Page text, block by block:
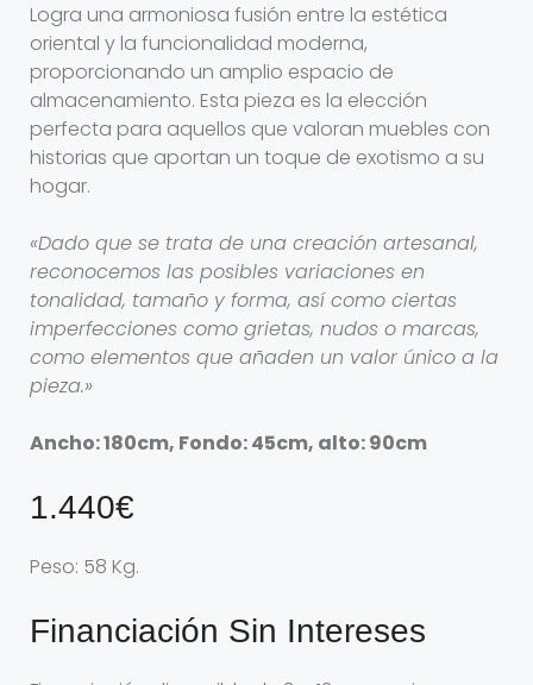
Logra una armoniosa fusión entre la estética
oriental y la funcionalidad moderna,
proporcionando un amplio espacio de
almacenamiento. Esta pieza es la elección
perfecta para aquellos que valoran muebles con
historias que aportan un toque de exotismo a su
hogar.
«Dado que se trata de una creación artesanal,
reconocemos las posibles variaciones en
tonalidad, tamaño y forma, así como ciertas
imperfecciones como grietas, nudos o marcas,
como elementos que añaden un valor único a la
pieza.»
Ancho: 180cm, Fondo: 45cm, alto: 90cm
1.440€
Peso: 58 Kg.
Financiación Sin Intereses